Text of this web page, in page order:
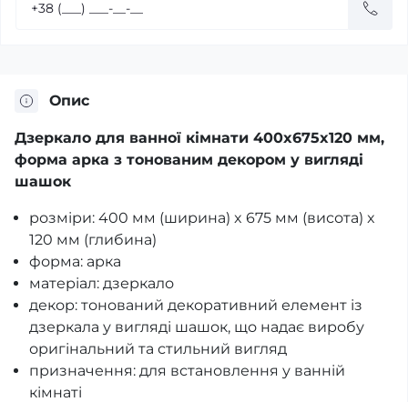
Опис
Дзеркало для ванної кімнати 400x675x120 мм,
форма арка з тонованим декором у вигляді
шашок
розміри: 400 мм (ширина) x 675 мм (висота) x
120 мм (глибина)
форма: арка
матеріал: дзеркало
декор: тонований декоративний елемент із
дзеркала у вигляді шашок, що надає виробу
оригінальний та стильний вигляд
призначення: для встановлення у ванній
кімнаті